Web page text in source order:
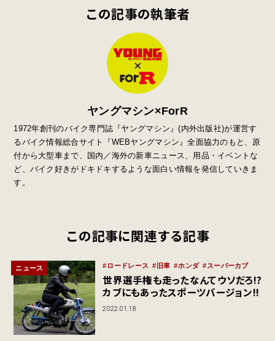
この記事の執筆者
ヤングマシン×ForR
1972年創刊のバイク専門誌『ヤングマシン』(内外出版社)が運営す
るバイク情報総合サイト『WEBヤングマシン』全面協力のもと、原
付から大型車まで、国内／海外の新車ニュース、用品・イベントな
ど、バイク好きがドキドキするような面白い情報を発信していきま
す。
この記事に関連する記事
ニュース ロードレース 旧車 ホンダ スーパーカブ
世界選手権も走ったなんてウソだろ!?
カブにもあったスポーツバージョン!!
2022.01.18